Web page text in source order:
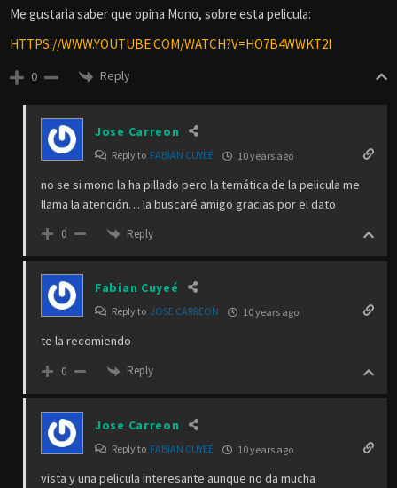
Me gustaria saber que opina Mono, sobre esta pelicula:
HTTPS://WWW.YOUTUBE.COM/WATCH?V=HO7B4WWKT2I
0 Reply
Jose Carreon
Reply to FABIAN CUYEÉ 10 years ago
no se si mono la ha pillado pero la temática de la pelicula me
llama la atención… la buscaré amigo gracias por el dato
0 Reply
Fabian Cuyeé
Reply to JOSE CARREON 10 years ago
te la recomiendo
0 Reply
Jose Carreon
Reply to FABIAN CUYEÉ 10 years ago
vista y una pelicula interesante aunque no da mucha